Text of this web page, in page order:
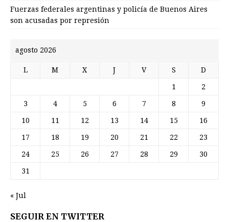
Fuerzas federales argentinas y policía de Buenos Aires
son acusadas por represión
agosto 2026
L M X J V S D
1 2
3 4 5 6 7 8 9
10 11 12 13 14 15 16
17 18 19 20 21 22 23
24 25 26 27 28 29 30
31
« Jul
SEGUIR EN TWITTER